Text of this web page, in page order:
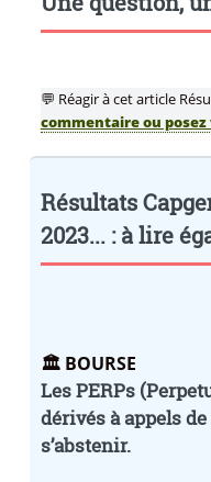
💬 Réagir à cet article
commentaire ou
Résultats
2023... : à lire
🏛️ BOURSE
Les PERPs
dérivés à appels
s’abstenir.